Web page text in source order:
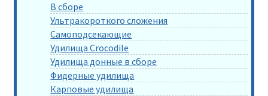
В сборе
Ультракороткого сложения
Самоподсекающие
Удилища Crocodile
Удилища донные в сборе
Фидерные удилища
Карповые удилища